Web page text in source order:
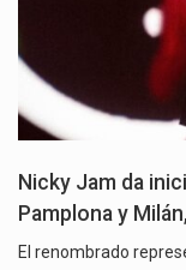
Nicky Jam da
Pamplona y
El renombrado